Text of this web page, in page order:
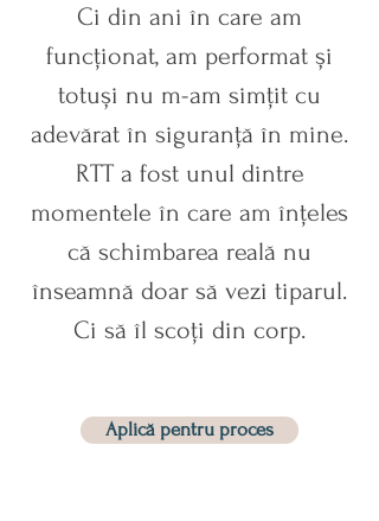
Ci din ani în care am
funcționat, am performat și
totuși nu m-am simțit cu
adevărat în siguranță în mine.
RTT a fost unul dintre
momentele în care am înțeles
că schimbarea reală nu
înseamnă doar să vezi tiparul.
Ci să îl scoți din corp.
Aplică pentru proces